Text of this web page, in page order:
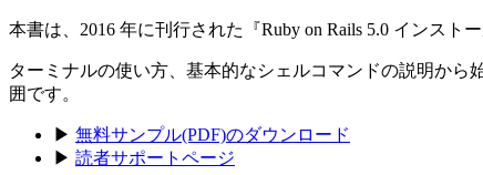
本書は、2016 年に刊行された『Ruby on Rails 5.0 インスト
ターミナルの使い方、基本的なシェルコマンドの説明から
囲です。
▶ 無料サンプル(PDF)のダウンロード
▶ 読者サポートページ